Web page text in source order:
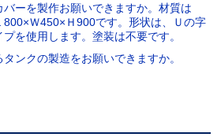
バーを製作お願いできますか。材質は
800×Ｗ450×Ｈ900です。形状は、Ｕの字
を使用します。塗装は不要です。
ンクの製造をお願いできますか。